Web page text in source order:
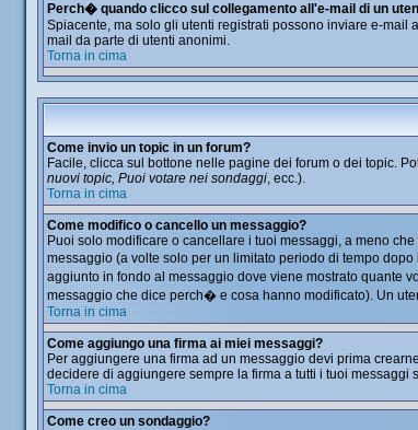
Perch� quando clicco sul collegamento all'e-mail di un
Spiacente, ma solo gli utenti registrati possono inviare e-
mail da parte di utenti anonimi.
Torna in cima
Come invio un topic in un forum?
Facile, clicca sul bottone nelle pagine dei forum o dei topic.
nuovi topic, Puoi votare nei sondaggi, ecc.).
Torna in cima
Come modifico o cancello un messaggio?
Puoi solo modificare o cancellare i tuoi messaggi, a meno
messaggio (a volte solo per un limitato periodo di tempo
aggiunto in fondo al messaggio dove viene mostrato quante
messaggio che dice perch� e cosa hanno modificato). Un
Torna in cima
Come aggiungo una firma ai miei messaggi?
Per aggiungere una firma ad un messaggio devi prima
decidere di aggiungere sempre la firma a tutti i tuoi
Torna in cima
Come creo un sondaggio?